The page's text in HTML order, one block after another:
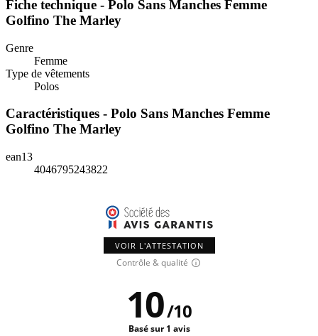
Fiche technique - Polo Sans Manches Femme
Golfino The Marley
Genre
Femme
Type de vêtements
Polos
Caractéristiques - Polo Sans Manches Femme
Golfino The Marley
ean13
4046795243822
VOIR L'ATTESTATION
Contrôle & qualité
10/10
Basé sur 1 avis